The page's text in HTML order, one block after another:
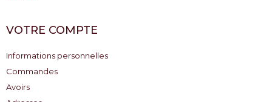
VOTRE COMPTE
Informations personnelles
Commandes
Avoirs